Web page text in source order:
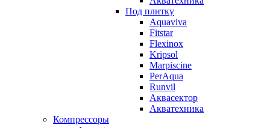
Под плитку
Aquaviva
Fitstar
Flexinox
Kripsol
Marpiscine
PerAqua
Runvil
Аквасектор
Акватехника
Компрессоры